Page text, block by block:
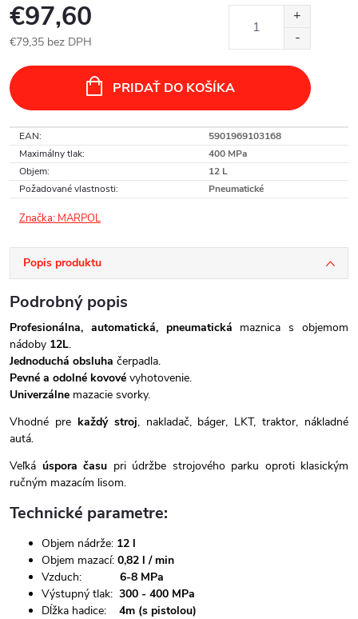
€97,60
€79,35 bez DPH
cena:
PRIDAŤ DO KOŠÍKA
EAN:
5901969103168
Maximálny tlak:
400 MPa
Objem:
12 L
Požadované vlastnosti: Pneumatické
Značka: MARPOL
Popis produktu
Podrobný popis
Profesionálna, automatická, pneumatická maznica s objemom
nádoby 12L.
Jednoduchá obsluha čerpadla.
Pevné a odolné kovové vyhotovenie.
Univerzálne mazacie svorky.
Vhodné pre každý stroj, nakladač, báger, LKT, traktor, nákladné
autá.
Veľká úspora času pri údržbe strojového parku oproti klasickým
ručným mazacím lisom.
Technické parametre:
Objem nádrže: 12 l
Objem mazací: 0,82 l / min
Vzduch: 6-8 MPa
Výstupný tlak: 300 - 400 MPa
Dĺžka hadice: 4m (s pistolou)